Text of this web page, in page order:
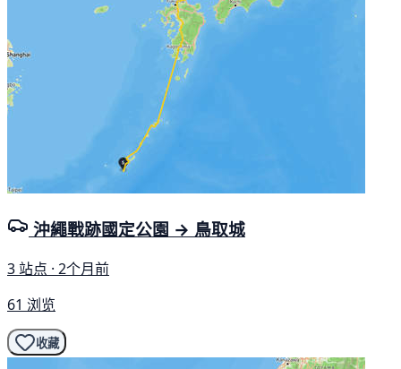
沖繩戰跡國定公園 → 鳥取城
3 站点 · 2个月前
61 浏览
收藏